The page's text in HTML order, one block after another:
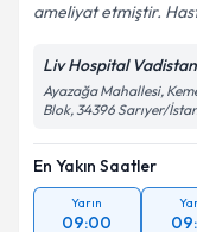
ameliyat etmiştir.
Liv Hospital
Ayazağa Mahallesi,
Blok, 34396 Sarıyer/
En Yakın Saatler
Yarın
09:00